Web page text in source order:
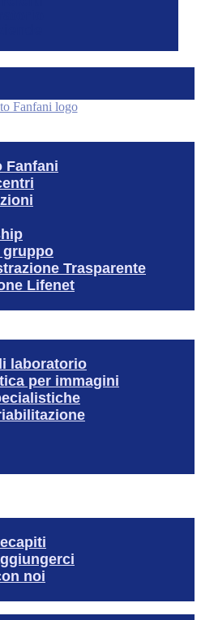
Fanfani
gruppo
Trasparente
Lifenet
laboratorio
per immagini
noi